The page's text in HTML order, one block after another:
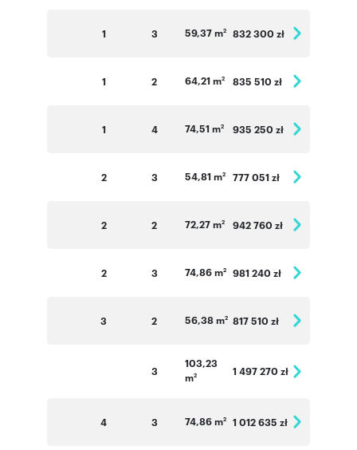
1 3 59,37 m2 832 300 zł
1 2 64,21 m2 835 510 zł
1 4 74,51 m2 935 250 zł
2 3 54,81 m2 777 051 zł
2 2 72,27 m2 942 760 zł
2 3 74,86 m2 981 240 zł
3 2 56,38 m2 817 510 zł
3
103,23
m2 1 497 270 zł
4 3 74,86 m2 1 012 635 zł